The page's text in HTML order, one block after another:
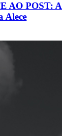
AO POST:
Alece